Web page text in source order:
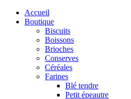
Accueil
Boutique
Biscuits
Boissons
Brioches
Conserves
Céréales
Farines
Blé tendre
Petit épeautre